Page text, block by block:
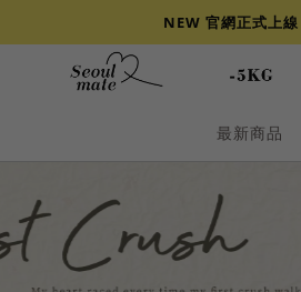
NEW 官網正式上
最新商品